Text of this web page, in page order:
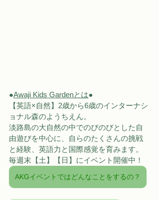
●Awaji Kids Gardenとは●
【英語×自然】2歳から6歳のインターナシ
ョナル森のようちえん。
淡路島の大自然の中でのびのびとした自
由遊びを中心に、自らのたくさんの挑戦
と経験、英語力と国際感覚を育みます。
毎週末【土】【日】にイベント開催中！
AKGイベントではどんなことをするの？